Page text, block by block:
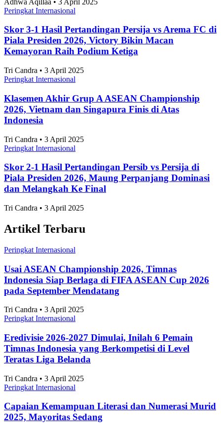
Ini Daftar Sekolah Internasional Terbaik di Asia
Versi CEOWORLD, Adakah dari Indonesia?
Peringkat Internasional• 3 Agustus 2026
Topik
Ekonomi dan BisnisIlmu Pengetahuan dan Teknologi
Nasional Internasional
Artikel Terpopuler
Peringkat Internasional
7 Daerah Penghasil Padi Terbesar di Jawa Timur
Peringkat Internasional
10 Kota Terbaik untuk Mahasiswa Versi QS
Ranking 2027
Adhwa Aqillaa • 3 April 2025
Peringkat Internasional
Skor 3-1 Hasil Pertandingan Persija vs Arema FC di
Piala Presiden 2026, Victory Bikin Macan
Kemayoran Raih Podium Ketiga
Tri Candra • 3 April 2025
Peringkat Internasional
Klasemen Akhir Grup A ASEAN Championship
2026, Vietnam dan Singapura Finis di Atas
Indonesia